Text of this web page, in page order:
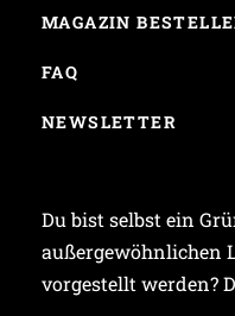
MAGAZIN
FAQ
NEWSLETTER
Du bist selbst ein
außergewöhnlichen
vorgestellt werden?